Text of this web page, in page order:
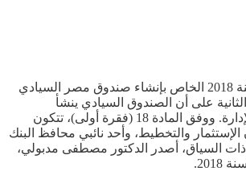
نشرت الجريدة الرسمية، في عددها رقم 43 (تابع) الصادر بتاريخ 24 أكتوبر 2024، القانون رقم 158 لسنة 2024، والذي يتضمن تعديل بعض أحكام القانون رقم 177 لسنة 2018 الخاص بإنشاء صندوق مصر السيادي
على أن الصندوق السيادي ينشأ
كشخصية إعتبارية مستقلة تتبع مجلس الوزراء، ويكون مقره الرئيسي في محافظة القاهرة، مع إمكانية إنشاء فروع أو مكاتب داخل وخارج البلاد بقرار من مجلس الإدارة. ووفق المادة 18 (فقرة أولى)، تتكون
والتخطيط، وأحد نائبي محافظ البنك
ذات السياق، أصدر الدكتور مصطفى مدبولي،